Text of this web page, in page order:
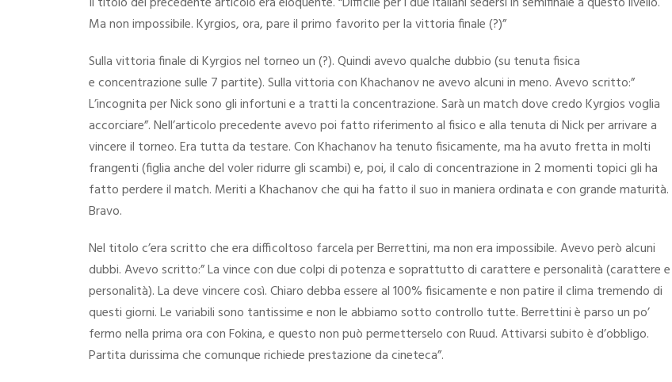
Ma non impossibile. Kyrgios, ora, pare il primo favorito per la vittoria finale (?)”
Sulla vittoria finale di Kyrgios nel torneo un (?). Quindi avevo qualche dubbio (su tenuta fisica
e concentrazione sulle 7 partite). Sulla vittoria con Khachanov ne avevo alcuni in meno. Avevo scritto:”
L’incognita per Nick sono gli infortuni e a tratti la concentrazione. Sarà un match dove credo Kyrgios voglia
accorciare”. Nell’articolo precedente avevo poi fatto riferimento al fisico e alla tenuta di Nick per arrivare a
vincere il torneo. Era tutta da testare. Con Khachanov ha tenuto fisicamente, ma ha avuto fretta in molti
frangenti (figlia anche del voler ridurre gli scambi) e, poi, il calo di concentrazione in 2 momenti topici gli ha
fatto perdere il match. Meriti a Khachanov che qui ha fatto il suo in maniera ordinata e con grande maturità.
Bravo.
Nel titolo c’era scritto che era difficoltoso farcela per Berrettini, ma non era impossibile. Avevo però alcuni
dubbi. Avevo scritto:” La vince con due colpi di potenza e soprattutto di carattere e personalità (carattere e
personalità). La deve vincere così. Chiaro debba essere al 100% fisicamente e non patire il clima tremendo di
questi giorni. Le variabili sono tantissime e non le abbiamo sotto controllo tutte. Berrettini è parso un po’
fermo nella prima ora con Fokina, e questo non può permetterselo con Ruud. Attivarsi subito è d’obbligo.
Partita durissima che comunque richiede prestazione da cineteca”.